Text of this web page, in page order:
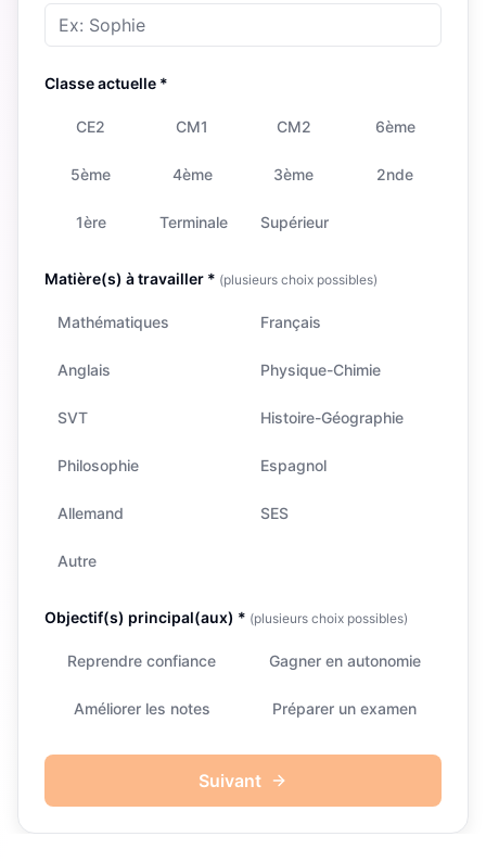
Classe actuelle *
CE2 CM1 CM2 6ème
5ème 4ème 3ème 2nde
1ère Terminale Supérieur
Matière(s) à travailler * (plusieurs choix possibles)
Mathématiques Français
Anglais Physique-Chimie
SVT Histoire-Géographie
Philosophie Espagnol
Allemand SES
Autre
Objectif(s) principal(aux) * (plusieurs choix possibles)
Reprendre confiance Gagner en autonomie
Améliorer les notes Préparer un examen
Suivant